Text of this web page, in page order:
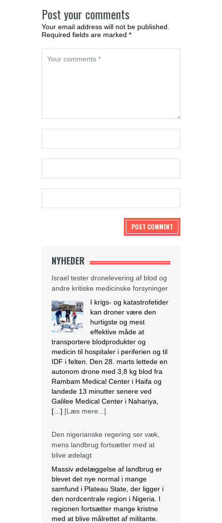
Post your comments
Your email address will not be published.
Required fields are marked *
NYHEDER
Israel tester dronelevering af blod og
andre kritiske medicinske forsyninger
I krigs- og katastrofetider
kan droner være den
hurtigste og mest
effektive måde at
transportere blodprodukter og
medicin til hospitaler i periferien og til
IDF i felten. Den 28. marts lettede en
autonom drone med 3,8 kg blod fra
Rambam Medical Center i Haifa og
landede 13 minutter senere ved
Galilee Medical Center i Nahariya,
[…] [Læs mere...]
Den nigerianske regering ser væk,
mens landbrug fortsætter med at
blive ødelagt
Massiv ødelæggelse af landbrug er
blevet det nye normal i mange
samfund i Plateau State, der ligger i
den nordcentrale region i Nigeria. I
regionen fortsætter mange kristne
med at blive målrettet af militante.